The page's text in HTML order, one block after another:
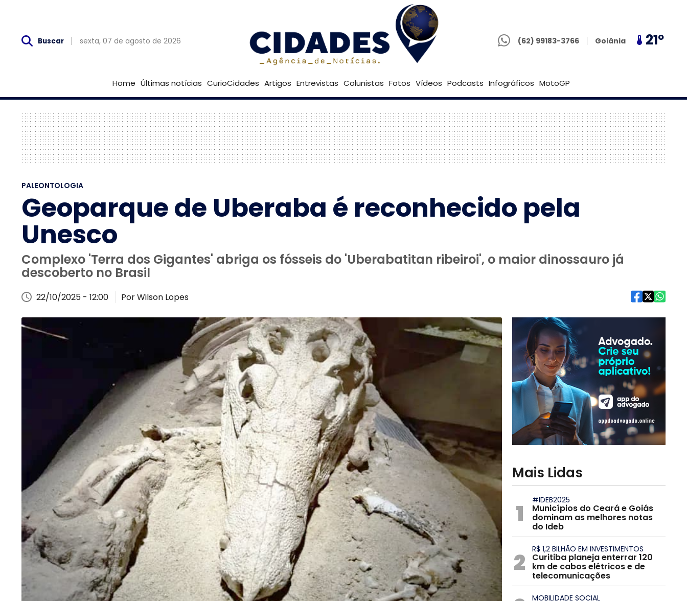
Buscar sexta, 07 de agosto de 2026 (62) 99183-3766
Goiânia 21º Brasília Goiânia 21º Brasília 21º
Home Últimas notícias CurioCidades Artigos Entrevistas Colunistas Fotos Vídeos Podcasts Infográficos MotoGP
PALEONTOLOGIA
Geoparque de Uberaba é reconhecido pela
Unesco
Complexo 'Terra dos Gigantes' abriga os fósseis do 'Uberabatitan ribeiroi', o maior dinossauro já
descoberto no Brasil
22/10/2025 - 12:00 Por Wilson Lopes
Mais Lidas
1 #IDEB2025
Municípios do Ceará e Goiás
dominam as melhores notas
do Ideb
2 R$ 1,2 BILHÃO EM INVESTIMENTOS
Curitiba planeja enterrar 120
km de cabos elétricos e de
telecomunicações
MOBILIDADE SOCIAL